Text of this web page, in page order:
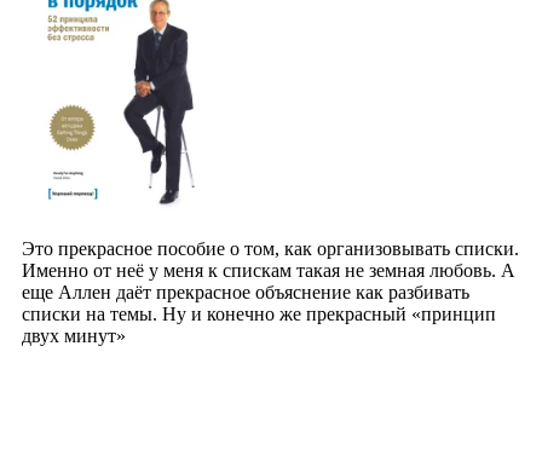
Это прекрасное пособие о том, как организовывать списки.
Именно от неё у меня к спискам такая не земная любовь. А
еще Аллен даёт прекрасное объяснение как разбивать
списки на темы. Ну и конечно же прекрасный «принцип
двух минут»